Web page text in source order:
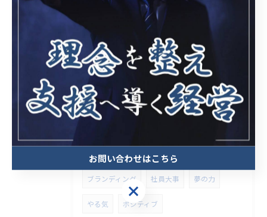
2026/05/02
タグ Tags
習慣 オフィス環境 定着率
ブランディング 社員大事 夢の力
やる気 ポジティブ
お問い合わせはこちら